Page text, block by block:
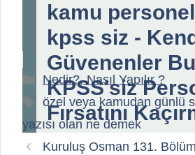
kamu personel
kpss siz -
Güvenenler
KPSS'siz
Fırsatını
Kategoriler
Nedir?, Nasıl Yapılır ?
Etiketler
özel veya kamudan günlü
yazısı olan ne demek
Kuruluş Osman 131.